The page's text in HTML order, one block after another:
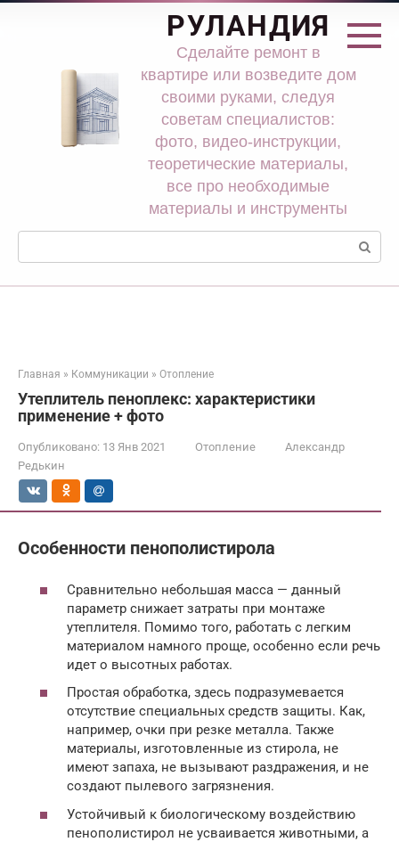
Перейти
РУЛАНДИЯ
Сделайте ремонт в
квартире или возведите дом
своими руками, следуя
советам специалистов:
фото, видео-инструкции,
теоретические материалы,
все про необходимые
материалы и инструменты
Поиск:
Главная » Коммуникации » Отопление
Утеплитель пеноплекс: характеристики
применение + фото
Опубликовано: 13 Янв 2021 Отопление
Александр
Редькин
Особенности пенополистирола
Сравнительно небольшая масса — данный
параметр снижает затраты при монтаже
утеплителя. Помимо того, работать с легким
материалом намного проще, особенно если речь
идет о высотных работах.
Простая обработка, здесь подразумевается
отсутствие специальных средств защиты. Как,
например, очки при резке металла. Также
материалы, изготовленные из стирола, не
имеют запаха, не вызывают раздражения, и не
создают пылевого загрязнения.
Устойчивый к биологическому воздействию
пенополистирол не усваивается животными, а